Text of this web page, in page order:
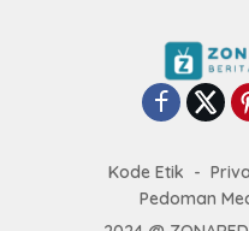
Kode Etik
Pedoman